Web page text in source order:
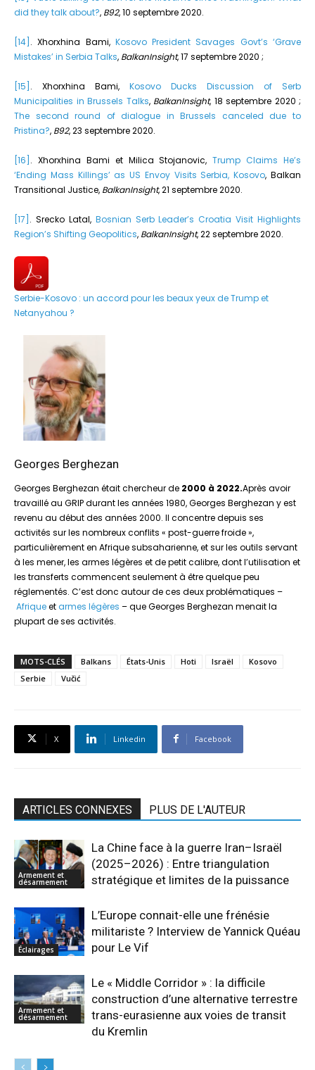
did they talk about?, B92, 10 septembre 2020.
[14] . Xhorxhina Bami, Kosovo President Savages Govt’s ‘Grave
Mistakes’ in Serbia Talks, BalkanInsight, 17 septembre 2020 ;
[15] . Xhorxhina Bami, Kosovo Ducks Discussion of Serb
Municipalities in Brussels Talks, BalkanInsight, 18 septembre 2020 ;
The second round of dialogue in Brussels canceled due to
Pristina?, B92, 23 septembre 2020.
[16] . Xhorxhina Bami et Milica Stojanovic,Trump Claims He’s
‘Ending Mass Killings’ as US Envoy Visits Serbia, Kosovo, Balkan
Transitional Justice, BalkanInsight, 21 septembre 2020.
[17] . Srecko Latal, Bosnian Serb Leader’s Croatia Visit Highlights
Region’s Shifting Geopolitics, BalkanInsight, 22 septembre 2020.
Serbie-Kosovo : un accord pour les beaux yeux de Trump et
Netanyahou ?
Georges Berghezan
Georges Berghezan était chercheur de 2000 à 2022.Après avoir
travaillé au GRIP durant les années 1980, Georges Berghezan y est
revenu au début des années 2000. Il concentre depuis ses
activités sur les nombreux conflits « post-guerre froide »,
particulièrement en Afrique subsaharienne, et sur les outils servant
à les mener, les armes légères et de petit calibre, dont l’utilisation et
les transferts commencent seulement à être quelque peu
réglementés. C’est donc autour de ces deux problématiques –
Afriqueetarmes légères – que Georges Berghezan menait la
plupart de ses activités.
MOTS-CLÉS Balkans États-Unis Hoti Israël
Kosovo
Serbie
Vučić
X Linkedin Facebook
ARTICLES CONNEXES PLUS DE L'AUTEUR
Armement et
désarmement
La Chine face à la guerre Iran–Israël
(2025–2026) : Entre triangulation
stratégique et limites de la puissance
Éclairages
L’Europe connait-elle une frénésie
militariste ? Interview de Yannick Quéau
pour Le Vif
Armement et
désarmement
Le « Middle Corridor » : la difficile
construction d’une alternative terrestre
trans-eurasienne aux voies de transit
du Kremlin